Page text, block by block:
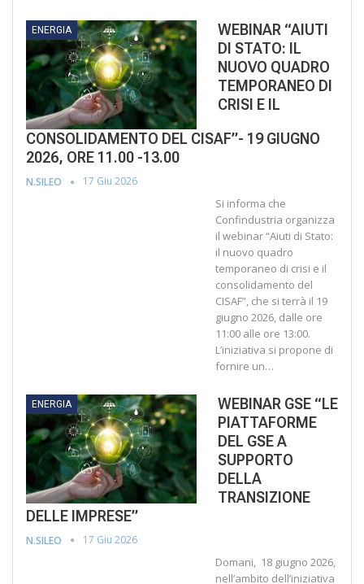
ENERGIA
WEBINAR “AIUTI
DI STATO: IL
NUOVO QUADRO
TEMPORANEO DI
CRISI E IL
CONSOLIDAMENTO DEL CISAF”- 19 GIUGNO
2026, ORE 11.00 -13.00
N.SILEO 17 Giu 2026
Si informa che
Confindustria organizza
il webinar “Aiuti di Stato:
il nuovo quadro
temporaneo di crisi e il
consolidamento del
CISAF”, che si terrà il 19
giugno 2026, dalle ore
11:00 alle ore 13:00.
L’iniziativa si propone di
fornire un…
ENERGIA
WEBINAR GSE “LE
PIATTAFORME
DEL GSE A
SUPPORTO
DELLA
TRANSIZIONE
DELLE IMPRESE”
N.SILEO 17 Giu 2026
Domani, 18 giugno 2026,
nell’ambito dell’iniziativa